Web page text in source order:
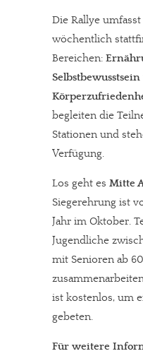
Die Rallye
wöchentlich
Bereichen:
begleiten die
Stationen und
Verfügung.
Los geht es Mitte
Siegerehrung ist
Jahr im Oktober.
Jugendliche
mit Senioren ab
ist kostenlos, um
gebeten.
Für weitere